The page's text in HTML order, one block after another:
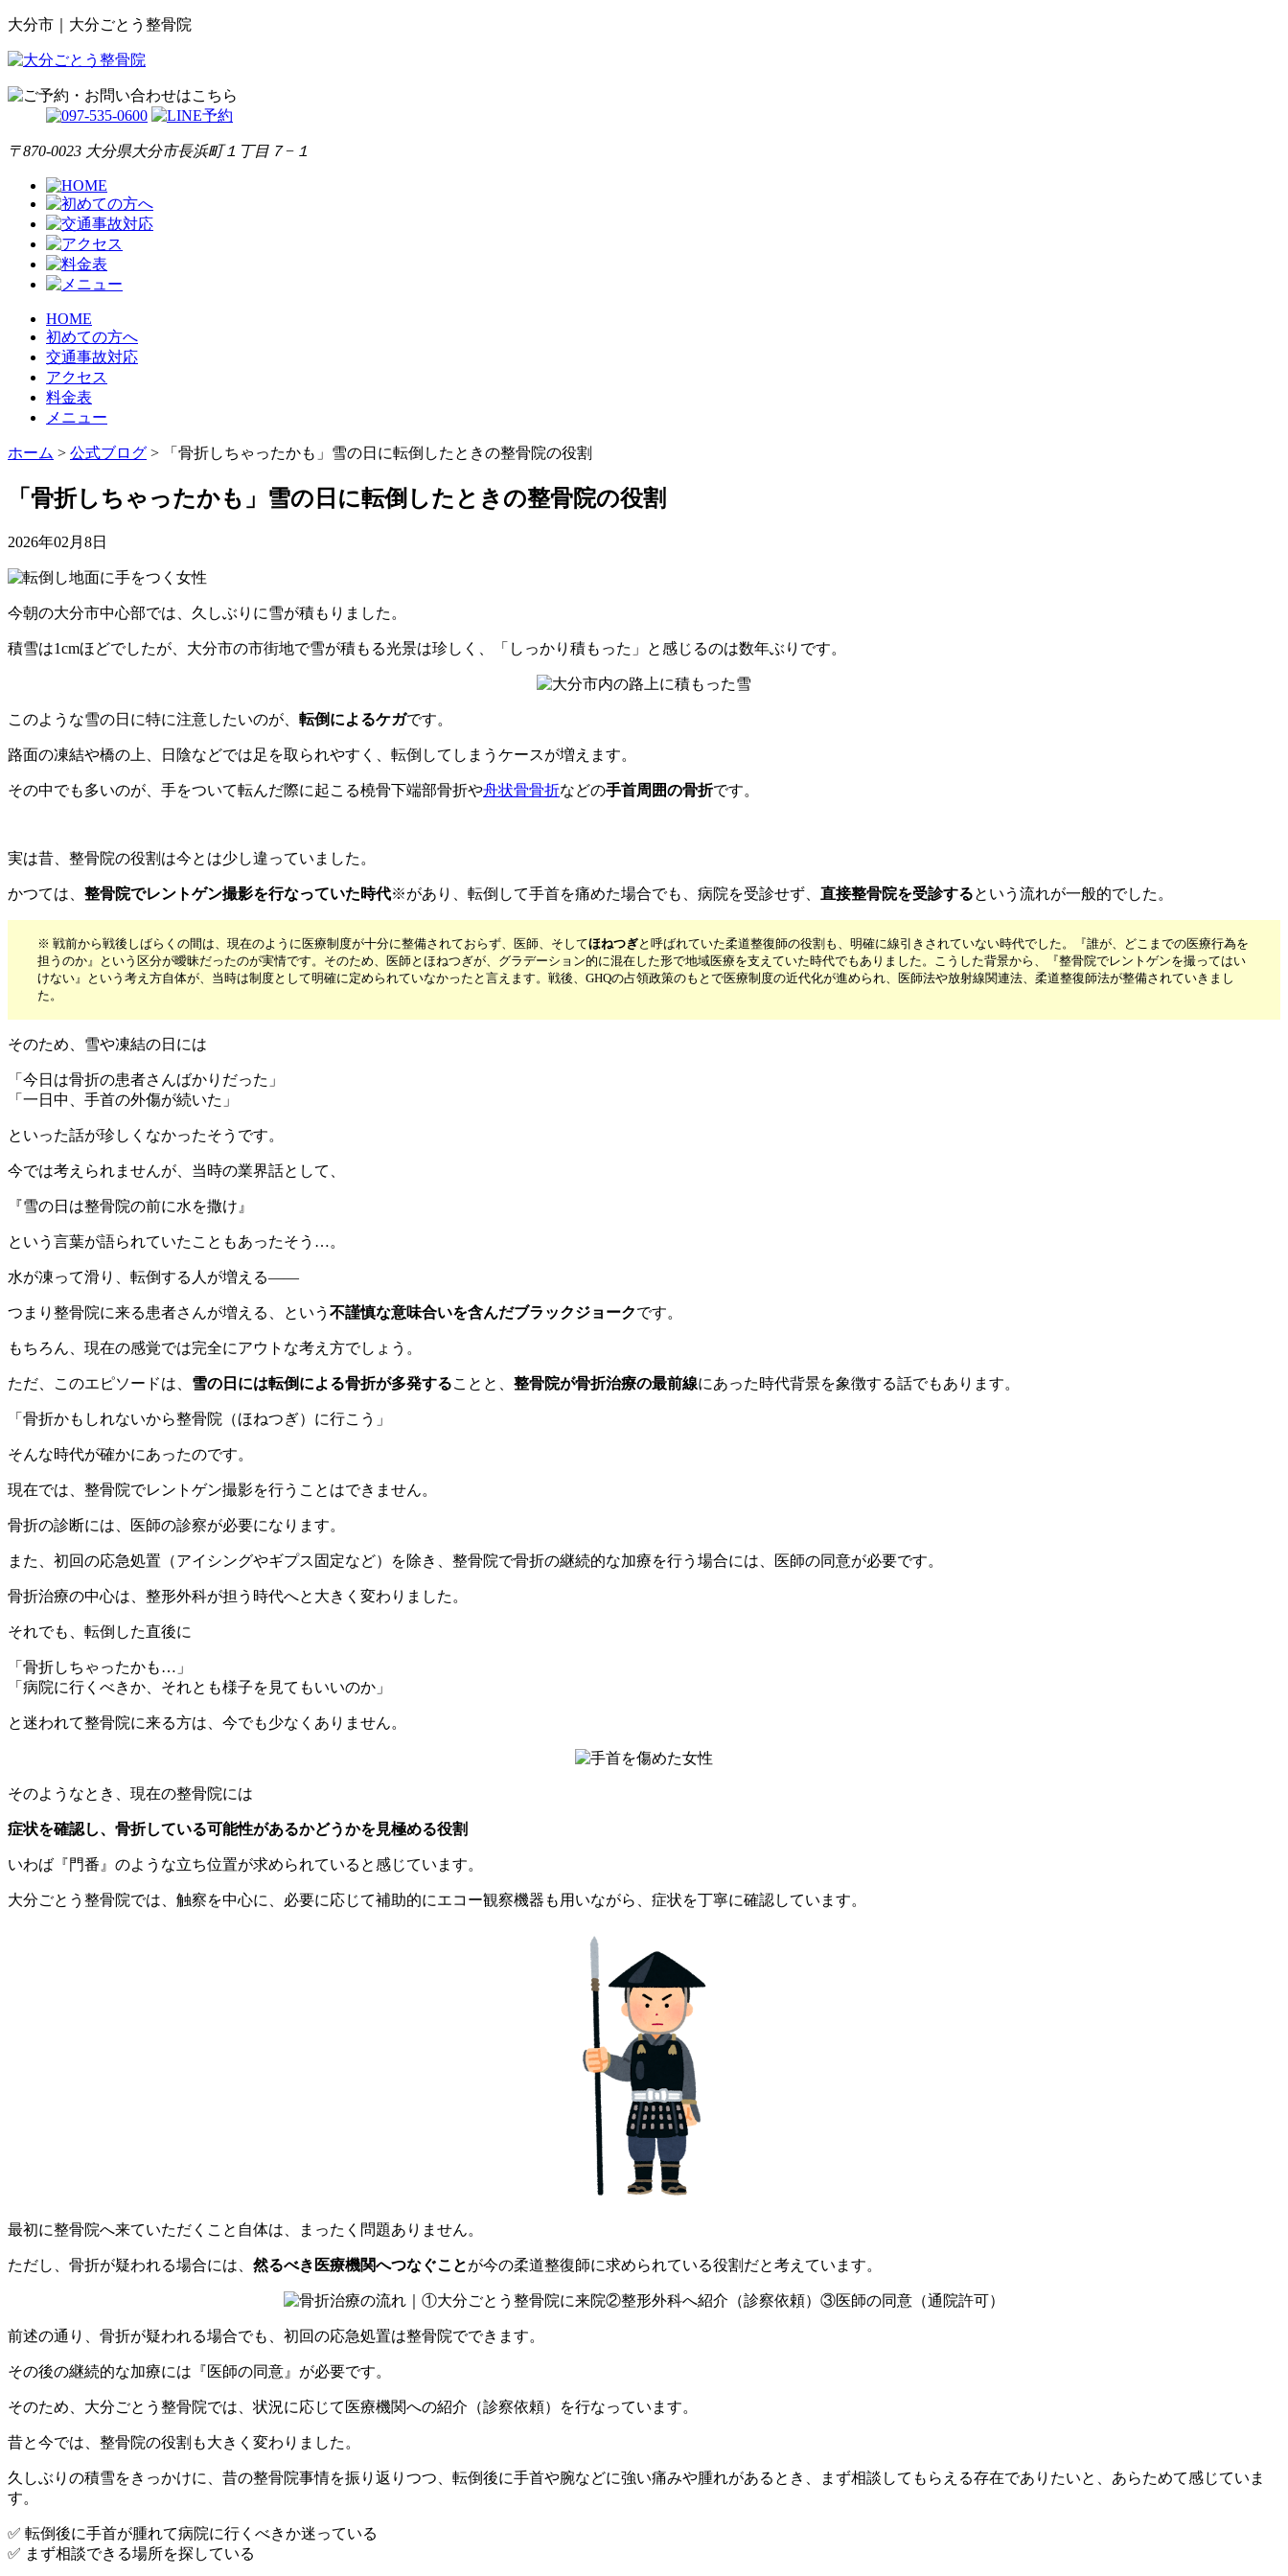
大分市｜大分ごとう整骨院
〒870-0023 大分県大分市長浜町１丁目７−１
HOME
初めての方へ
交通事故対応
アクセス
料金表
メニュー
ホーム > 公式ブログ > 「骨折しちゃったかも」雪の日に転倒したときの整骨院の役割
「骨折しちゃったかも」雪の日に転倒したときの整骨院の役割
2026年02月8日
今朝の大分市中心部では、久しぶりに雪が積もりました。
積雪は1cmほどでしたが、大分市の市街地で雪が積もる光景は珍しく、「しっかり積もった」と感じるのは数年ぶりです。
このような雪の日に特に注意したいのが、 転倒によるケガです。
路面の凍結や橋の上、日陰などでは足を取られやすく、転倒してしまうケースが増えます。
その中でも多いのが、手をついて転んだ際に起こる橈骨下端部骨折や舟状骨骨折などの手首周囲の骨折です。
実は昔、整骨院の役割は今とは少し違っていました。
かつては、 整骨院でレントゲン撮影を行なっていた時代※があり、転倒して手首を痛めた場合でも、病院を受診せず、 直接整骨院を受診するという流れが一般的でした。
※ 戦前から戦後しばらくの間は、現在のように医療制度が十分に整備されておらず、医師、そしてほねつぎと呼ばれていた柔道整復師の役割も、明確に線引きされていない時代でした。『誰が、どこまでの医療行為を
担うのか』という区分が曖昧だったのが実情です。そのため、医師とほねつぎが、グラデーション的に混在した形で地域医療を支えていた時代でもありました。こうした背景から、『整骨院でレントゲンを撮ってはい
けない』という考え方自体が、当時は制度として明確に定められていなかったと言えます。戦後、GHQの占領政策のもとで医療制度の近代化が進められ、医師法や放射線関連法、柔道整復師法が整備されていきまし
た。
そのため、雪や凍結の日には
「今日は骨折の患者さんばかりだった」
「一日中、手首の外傷が続いた」
といった話が珍しくなかったそうです。
今では考えられませんが、当時の業界話として、
『雪の日は整骨院の前に水を撒け』
という言葉が語られていたこともあったそう…。
水が凍って滑り、転倒する人が増える――
つまり整骨院に来る患者さんが増える、という 不謹慎な意味合いを含んだブラックジョークです。
もちろん、現在の感覚では完全にアウトな考え方でしょう。
ただ、このエピソードは、 雪の日には転倒による骨折が多発することと、 整骨院が骨折治療の最前線にあった時代背景を象徴する話でもあります。
「骨折かもしれないから整骨院（ほねつぎ）に行こう」
そんな時代が確かにあったのです。
現在では、整骨院でレントゲン撮影を行うことはできません。
骨折の診断には、医師の診察が必要になります。
また、初回の応急処置（アイシングやギプス固定など）を除き、整骨院で骨折の継続的な加療を行う場合には、医師の同意が必要です。
骨折治療の中心は、整形外科が担う時代へと大きく変わりました。
それでも、転倒した直後に
「骨折しちゃったかも…」
「病院に行くべきか、それとも様子を見てもいいのか」
と迷われて整骨院に来る方は、今でも少なくありません。
そのようなとき、現在の整骨院には
症状を確認し、骨折している可能性があるかどうかを見極める役割
いわば『門番』のような立ち位置が求められていると感じています。
大分ごとう整骨院では、触察を中心に、必要に応じて補助的にエコー観察機器も用いながら、症状を丁寧に確認しています。
最初に整骨院へ来ていただくこと自体は、まったく問題ありません。
ただし、骨折が疑われる場合には、 然るべき医療機関へつなぐことが今の柔道整復師に求められている役割だと考えています。
前述の通り、骨折が疑われる場合でも、初回の応急処置は整骨院でできます。
その後の継続的な加療には『医師の同意』が必要です。
そのため、大分ごとう整骨院では、状況に応じて医療機関への紹介（診察依頼）を行なっています。
昔と今では、整骨院の役割も大きく変わりました。
久しぶりの積雪をきっかけに、昔の整骨院事情を振り返りつつ、転倒後に手首や腕などに強い痛みや腫れがあるとき、まず相談してもらえる存在でありたいと、あらためて感じていま
す。
✅ 転倒後に手首が腫れて病院に行くべきか迷っている
✅ まず相談できる場所を探している